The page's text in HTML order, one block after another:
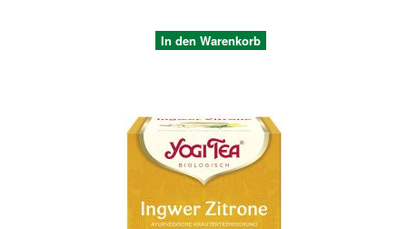
In den Warenkorb